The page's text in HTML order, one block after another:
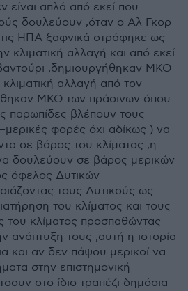
είναι απλά από εκεί που
δουλεύουν ,όταν ο Αλ Γκορ
ΗΠΑ ξαφνικά στράφηκε ως
κλιματική αλλαγή και από εκεί
,δημιουργήθηκαν ΜΚΟ
κλιματική αλλαγή από τον
ΜΚΟ των πράσινων όπου
παρωπίδες βλέπουν τους
φορές όχι αδίκως ) να
σε βάρος του κλίματος ,η
δουλεύουν σε βάρος μερικών
όφελος Δυτικών
τους Δυτικούς ως
του κλίματος και τους
του κλίματος προσπαθώντας
ανάπτυξη τους ,αυτή η ιστορία
και αν δεν πάψου μερικοί να
στην επιστημονική
στο ίδιο τραπέζι δημόσια